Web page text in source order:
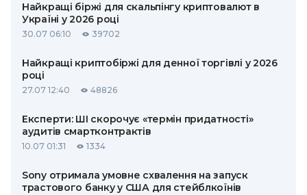
Найкращі біржі для скальпінгу криптовалют в
Україні у 2026 році
30.07 06:10 39702
Найкращі криптобіржі для денної торгівлі у 2026
році
27.07 12:40 48826
Експерти: ШІ скорочує «термін придатності»
аудитів смартконтрактів
10.07 01:31 1334
Sony отримала умовне схвалення на запуск
трастового банку у США для стейблкоїнів